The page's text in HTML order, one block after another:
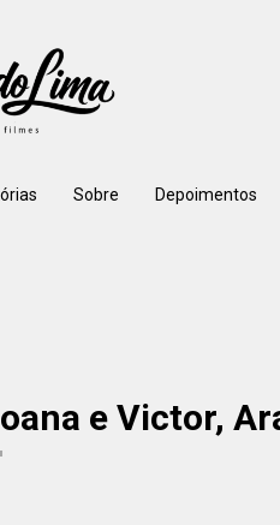
Sobre Depoimentos
e Victor,